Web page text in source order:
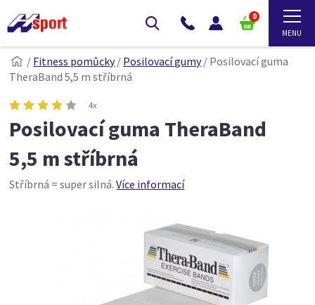
0
/ Fitness pomůcky/ Posilovací gumy/ Posilovací guma
TheraBand 5,5 m stříbrná
4x
Posilovací guma TheraBand
5,5 m stříbrná
Stříbrná = super silná.Více informací